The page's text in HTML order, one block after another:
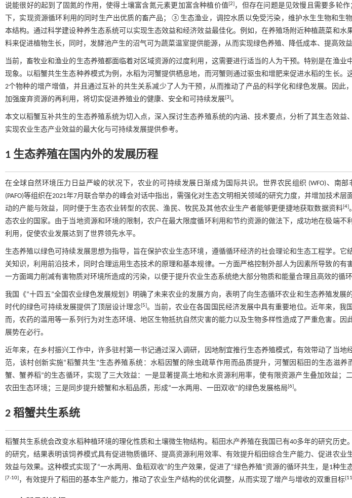
说能很好的起到了固氮的作用，使得土壤富含氮元素更加富含种植价值[2] ，但存在问题是见效慢且需要多轮
下，实现资源循环利用的同时生产出优质的畜产品；③生态渔业，调控水质以免受污染，维护水生生物和生
本结构。通过科学建设种养生态系统可以实现生态效益和经济效益最佳化。例如，在养殖场附近种植蔬菜和水
料来促进植物生长，同时，发酵池产生的沼气可为蔬菜温室提供能源，从而实现绿色养殖、降低成本、提高效益
当前，畜牧业和渔业的生态养殖都面临着对区域资源的过度利用，这需要进行适当的人为干预。特别是在渔业
现象。以稻蟹共生生态种养模式为例，水稻为河蟹提供栖息地，而河蟹则通过驱虫和增肥来促进水稻的生长。
2个物种的增产增值，并且通过互补的共生关系减少了人为干预，从而推动了产品的科学化和绿色发展。因此
加强废弃资源的再利用，将切实促进养殖业的健康、安全和可持续发展[3]。
本文以稻蟹互补共生的生态养殖系统为切入点，深入探讨生态养殖系统的内涵、技术要点，分析了其生态效益
实现农业生态产业效益的最大化与可持续发展提供参考。
1 生态养殖在国内外的发展历程
在全球自然环境压力日益严峻的状况下，农业的可持续发展日渐成为国际共识。世界农民组织 (WFO)、南部
(PAFO)等组织在2021年7月联合举办的峰会对话中指出，需强化对生态文明相关领域的研究力度，并增加技术
动的产能与效益，同时便于生态农业转型的农民、渔民、牧民及其他农业生产者能够更便捷地获取数据资料[4]
态农业的国家。由于当地资源和环境的限制，农户在最大限度循环利用和节约资源的做法下，成功地在极端不
利用，促使农业发展达到了世界领先水平。
生态养殖以绿色可持续发展思想为指导，旨在保护农业生态环境，遵循循环经济的社会理论和生态工程学。它
关知识，利用前沿技术，同时合理运用生态技术的原理和基本规律。一方面严格控制外部人为因素所导致的有
一方面竭力削减有害物质对环境所造成的污染，以便于提升农业生态系统绝大部分物质和能量合理且高效的循
我国《“十四五”全国农业绿色发展规划》明确了未来农业的发展方向，表明了向生态循环农业和生态养殖发展
时代的绿色可持续发展提供了顶层设计理念[5]。当前，农业在各国国民经济发展中具有重要地位。近年来，我
而，农药的滥用等一系列行为对生态环境、地区生物抵抗自然灾害的能力以及生物多样性造成了严重危害。因
展势在必行。
近年来，在乡村振兴工作中，许多驻村第一书记通过深入调研，因地制宜推行生态养殖模式，有效带动了当地
范，该村创新实施“稻蟹共生”生态养殖系统：水稻因蟹的除虫疏草作用而品质提升，河蟹因稻田的生态滋养
蟹、蟹养稻”的生态循环，实现了三大效益：一是显著提高土地和水资源利用率，使有限资源产生叠加效益；
农田生态环境；三是同步提升螃蟹和水稻品质，形成“一水两用、一田双收”的绿色发展格局[6]。
2 稻蟹共生系统
稻蟹共生系统会改变水稻种植环境的理化性质和土壤微生物结构。稻田水产养殖在我国已有40多年的研究历史
的研究，结果表明该饲养模式具有促进物质循环、提高资源利用效率、有效提升稻田综合生产能力、促进农业
效益与效果。这种模式实现了“一水两用、鱼稻双收”的生产效果，促进了“绿色养殖”资源的循环共生，是1种
[7-10] ，有效提升了稻田的基本生产能力，推动了农业生产结构的优化调整，从而实现了增产与增收的双重目标[11